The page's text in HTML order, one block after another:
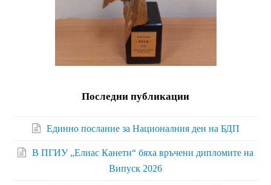
Последни публикации
Единно послание за Националния ден на БДП
В ПГИУ „Елиас Канети“ бяха връчени дипломите на
Випуск 2026